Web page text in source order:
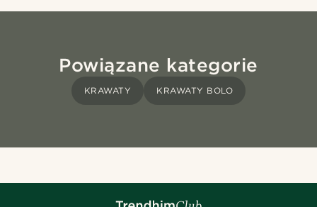
Powiązane kategorie
KRAWATY KRAWATY BOLO